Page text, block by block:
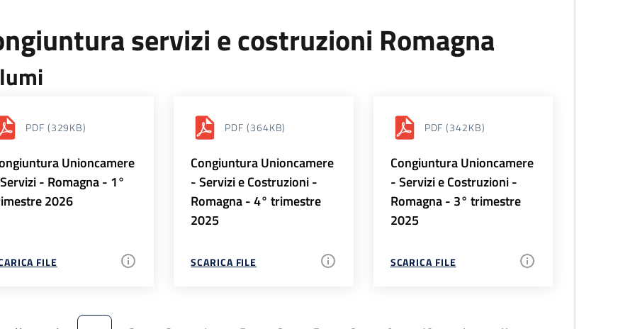
servizi e costruzioni Romagna
PDF (329KB)
Unioncamere
- Romagna - 1°
2026
FILE
PDF (364KB)
Congiuntura Unioncamere
- Servizi e Costruzioni -
Romagna - 4° trimestre
2025
SCARICA FILE
PDF (342KB)
Congiuntura Unioncamere
- Servizi e Costruzioni -
Romagna - 3° trimestre
2025
SCARICA FILE